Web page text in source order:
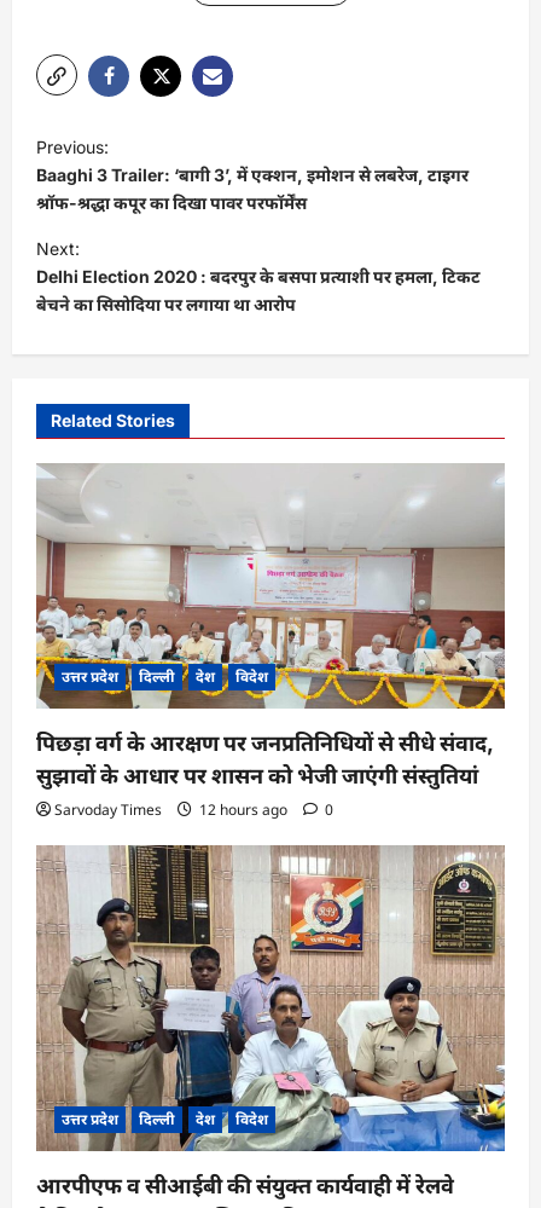
o
s
t
n
a
v
g
a
t
i
o
n
Previous:
Baaghi 3 Trailer: ‘बागी 3’, में एक्शन, इमोशन से लबरेज, टाइगर
श्रॉफ-श्रद्धा कपूर का दिखा पावर परफॉर्मेंस
Next:
Delhi Election 2020 : बदरपुर के बसपा प्रत्याशी पर हमला, टिकट
बेचने का सिसोदिया पर लगाया था आरोप
Related Stories
उत्तर प्रदेश दिल्ली देश विदेश
पिछड़ा वर्ग के आरक्षण पर जनप्रतिनिधियों से सीधे संवाद,
सुझावों के आधार पर शासन को भेजी जाएंगी संस्तुतियां
Sarvoday Times 12 hours ago 0
उत्तर प्रदेश दिल्ली देश विदेश
आरपीएफ व सीआईबी की संयुक्त कार्यवाही में रेलवे